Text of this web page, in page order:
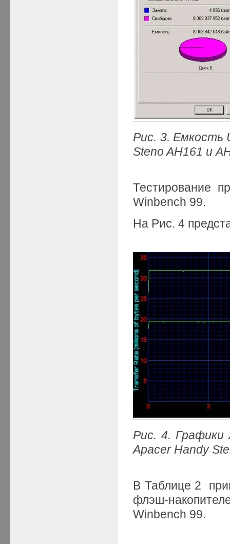
Рис. 3. Емкость
StenoAH161 и
Тестирование
Winbench 99.
На Рис. 4
Рис. 4. Графики
Apacer Handy
В Таблице 2
флэш-
Winbench 99.